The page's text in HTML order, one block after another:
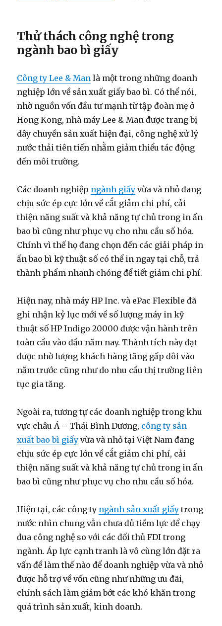
Thử thách công nghệ trong
ngành bao bì giấy
Công ty Lee & Man là một trong những doanh
nghiệp lớn về sản xuất giấy bao bì. Có thể nói,
nhờ nguồn vốn đầu tư mạnh từ tập đoàn mẹ ở
Hong Kong, nhà máy Lee & Man được trang bị
dây chuyền sản xuất hiện đại, công nghệ xử lý
nước thải tiên tiến nhằm giảm thiểu tác động
đến môi trường.
Các doanh nghiệp ngành giấy vừa và nhỏ đang
chịu sức ép cực lớn về cắt giảm chi phí, cải
thiện năng suất và khả năng tự chủ trong in ấn
bao bì cũng như phục vụ cho nhu cầu số hóa.
Chính vì thế họ đang chọn đến các giải pháp in
ấn bao bì kỹ thuật số có thể in ngay tại chỗ, trả
thành phẩm nhanh chóng để tiết giảm chi phí.
Hiện nay, nhà máy HP Inc. và ePac Flexible đã
ghi nhận kỷ lục mới về số lượng máy in kỹ
thuật số HP Indigo 20000 được vận hành trên
toàn cầu vào đầu năm nay. Thành tích này đạt
được nhờ lượng khách hàng tăng gấp đôi vào
năm trước cũng như do nhu cầu thị trường liên
tục gia tăng.
Ngoài ra, tương tự các doanh nghiệp trong khu
vực châu Á – Thái Bình Dương, công ty sản
xuất bao bì giấy vừa và nhỏ tại Việt Nam đang
chịu sức ép cực lớn về cắt giảm chi phí, cải
thiện năng suất và khả năng tự chủ trong in ấn
bao bì cũng như phục vụ cho nhu cầu số hóa.
Hiện tại, các công ty ngành sản xuất giấy trong
nước nhìn chung vẫn chưa đủ tiềm lực để chạy
đua công nghệ so với các đối thủ FDI trong
ngành. Áp lực cạnh tranh là vô cùng lớn đặt ra
vấn đề làm thế nào để doanh nghiệp vừa và nhỏ
được hỗ trợ về vốn cũng như những ưu đãi,
chính sách làm giảm bớt các khó khăn trong
quá trình sản xuất, kinh doanh.